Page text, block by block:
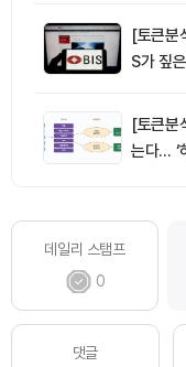
[토큰분
S가 짚
[토큰분
는다… ‘
데일리 스탬프
0
댓글